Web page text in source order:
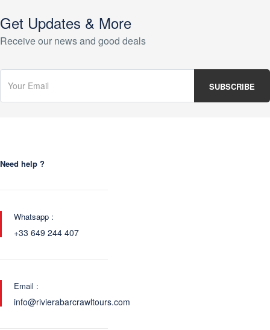
Get Updates & More
Receive our news and good deals
Need help ?
Whatsapp :
+33 649 244 407
Email :
info@rivierabarcrawltours.com